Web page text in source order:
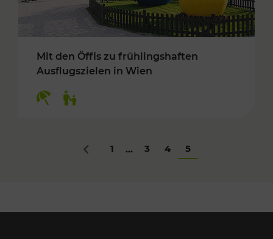
Mit den Öffis zu frühlingshaften
Ausflugszielen in Wien
Zurück
1 ... 3 4 5